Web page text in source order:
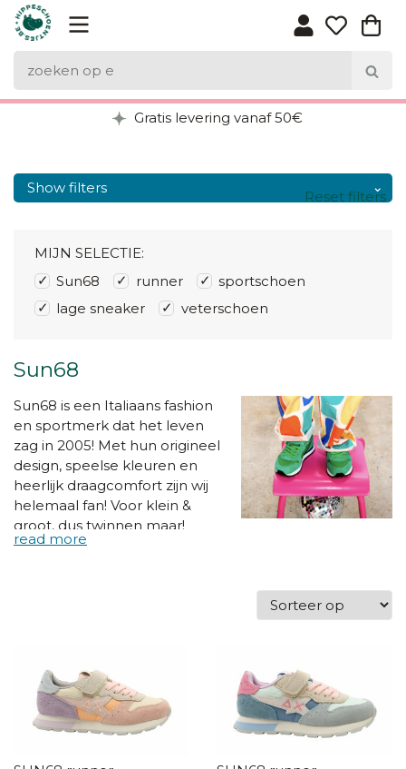
Gratis levering vanaf 50€
Show filters
Sun68
Sun68 is een Italiaans fashion
en sportmerk dat het leven
zag in 2005! Met hun origineel
design, speelse kleuren en
heerlijk draagcomfort zijn wij
helemaal fan! Voor klein &
groot, dus twinnen maar!
MIJN SELECTIE:
Sun68
runner
sportschoen
lage sneaker
veterschoen
Reset filters